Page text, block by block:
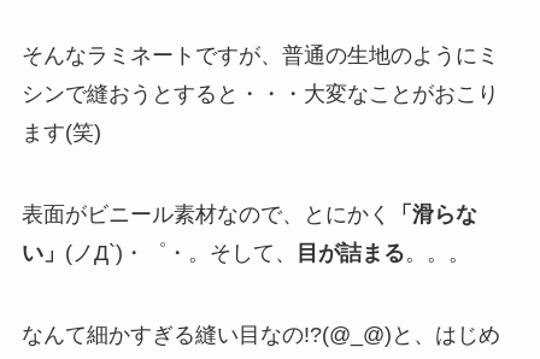
そんなラミネートですが、普通の生地のようにミ
シンで縫おうとすると・・・大変なことがおこり
ます(笑)
表面がビニール素材なので、とにかく
「滑らな
い」 (ノД`)・゜・。そして、 目が詰まる。。。
なんて細かすぎる縫い目なの!?(@_@)と、はじめ